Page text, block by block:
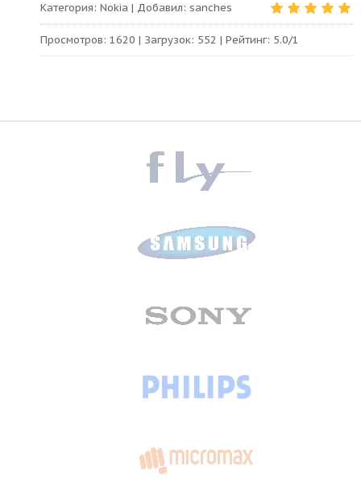
Категория: Nokia | Добавил: sanches
Просмотров: 1620 | Загрузок: 552 | Рейтинг: 5.0/1